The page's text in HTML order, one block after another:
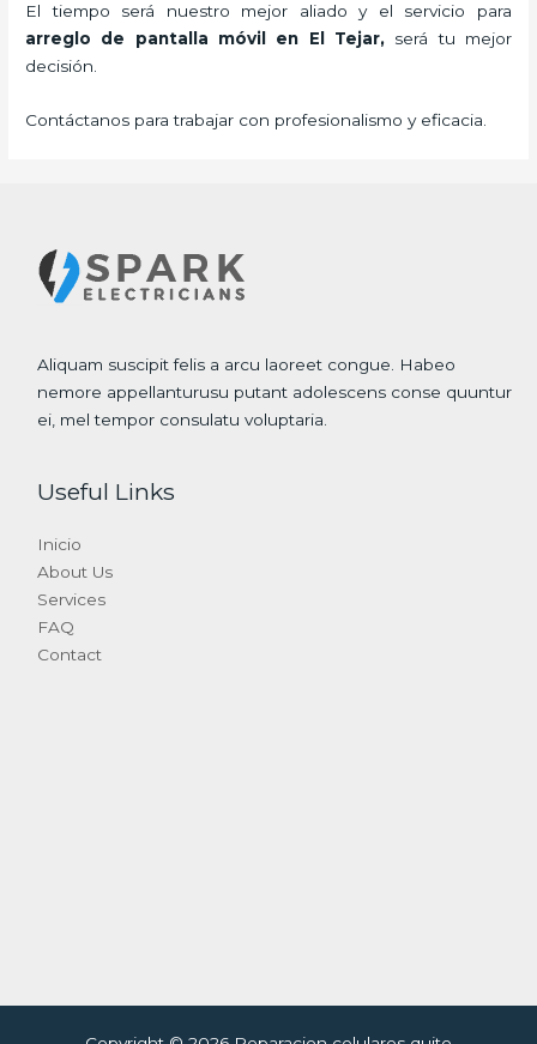
El tiempo será nuestro mejor aliado y el servicio para
arreglo de pantalla móvil
en El Tejar, será tu mejor
decisión.
Contáctanos para trabajar con profesionalismo y eficacia.
Aliquam suscipit felis a arcu laoreet congue. Habeo
nemore appellanturusu putant adolescens conse quuntur
ei, mel tempor consulatu voluptaria.
Useful Links
Inicio
About Us
Services
FAQ
Contact